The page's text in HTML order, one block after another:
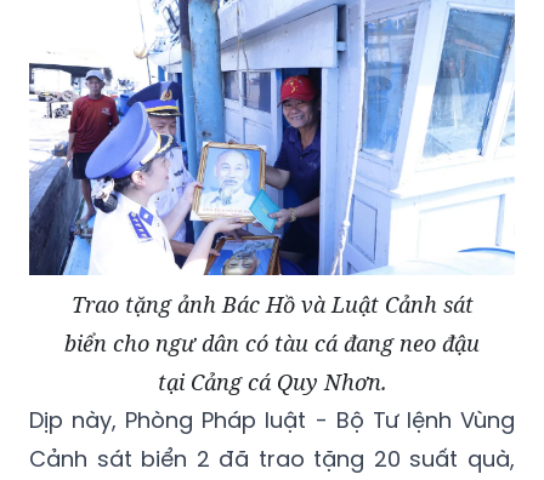
Trao tặng ảnh Bác Hồ và Luật Cảnh sát
biển cho ngư dân có tàu cá đang neo đậu
tại Cảng cá Quy Nhơn.
Dịp này, Phòng Pháp luật - Bộ Tư lệnh Vùng
Cảnh sát biển 2 đã trao tặng 20 suất quà,